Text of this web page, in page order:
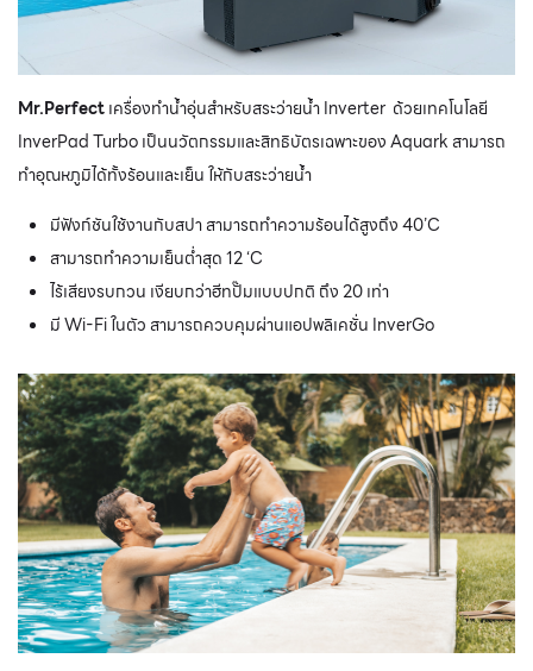
Mr.Perfectเครื่องทำน้ำอุ่นสำหรับสระว่ายน้ำ Inverter ด้วยเทคโนโลยี
InverPad Turbo เป็นนวัตกรรมและสิทธิบัตรเฉพาะของ Aquark สามารถ
ทำอุณหภูมิได้ทั้งร้อนและเย็น ให้กับสระว่ายน้ำ
มีฟังก์ชันใช้งานกับสปา สามารถทำความร้อนได้สูงถึง 40’C
สามารถทำความเย็นต่ำสุด 12 ‘C
ไร้เสียงรบกวน เงียบกว่าฮีทปั๊มแบบปกติ ถึง 20 เท่า
มี Wi-Fi ในตัว สามารถควบคุมผ่านแอปพลิเคชั่น InverGo